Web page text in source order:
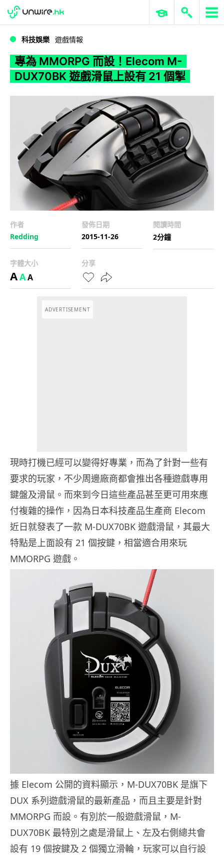
WWDC 2026 ERP 與商業 AI
科技娛樂 遊戲情報
專為 MMORPG 而設！Elecom M-
DUX70BK 遊戲滑鼠上設有 21 個掣
作者
Redding
發佈日期
2015-11-26
閱讀時間
2分鐘
字體大小
AAA
分享
ADVERTISEMENT
現時打機已經可以變得好專業，而為了針對一些有
要求的玩家，不少周邊廠商都會推出各種遊戲專用
鍵盤及滑鼠。而來到今日這些產品甚至更可用來應
付複雜的操作，因為日本科技產品生產商 Elecom
近日就發表了一款 M-DUX70BK 遊戲滑鼠，其最大
特點是上面設有 21 個按鍵，相當適合用來玩
MMORPG 遊戲。
據 Elecom 公開的資料顯示，M-DUX70BK 是旗下
DUX 系列遊戲滑鼠的最新產品，而且主要是針對
MMORPG 而設。有別於一般遊戲滑鼠，M-
DUX70BK 最特別之處是滑鼠上、左及右側總共會
設有 19 個按鍵及 2 個獨立滑輪，玩家可以自行設